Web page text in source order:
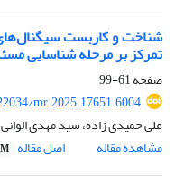
شناخت و کاربست
تمرکز بر مرحله شناسایی
صفحه61-99
mr.2025.17651.6004
علی حمیدی زاده، سید مهدی
مشاهده مقاله
اصل مقاله